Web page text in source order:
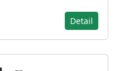
Detail